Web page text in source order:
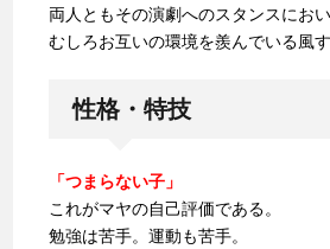
両人ともその演劇へのスタンスにお
むしろお互いの環境を羨んでいる風
性格・特技
「つまらない子」
これがマヤの自己評価である。
勉強は苦手。運動も苦手。